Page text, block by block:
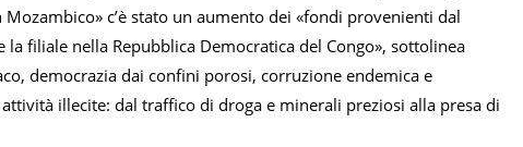
Mozambico» c’è stato un aumento dei «fondi provenienti dal
filiale nella Repubblica Democratica del Congo», sottolinea
democrazia dai confini porosi, corruzione endemica e
illecite: dal traffico di droga e minerali preziosi alla presa di